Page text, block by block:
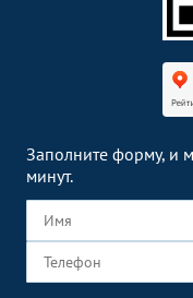
Заполните форму, и
минут.